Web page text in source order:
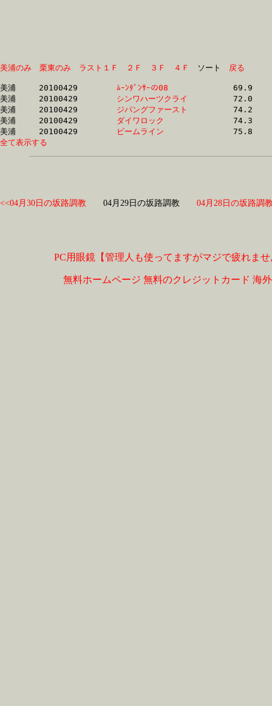
美浦のみ 栗東のみ ラスト１Ｆ ２Ｆ ３Ｆ ４Ｆ ソート 戻る
ﾑｰﾝﾀﾞﾝｻｰの08
シンワハーツクライ
ジパングファースト
ダイワロック
ビームライン
全て表示する
<<04月30日の坂路調教 04月29日の坂路調教 04月28日の坂路調
PC用眼鏡【管理人も使ってますがマジで疲れませ
無料ホームページ 無料のクレジットカード 海